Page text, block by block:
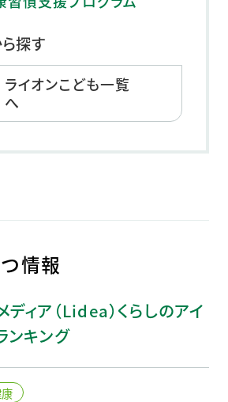
探す
ライオンこども一覧
へ
情報
ィア（Lidea）くらしのアイ
ンキング